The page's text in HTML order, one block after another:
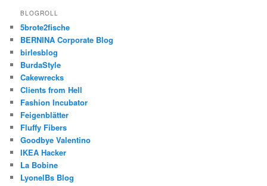
BLOGROLL
5brote2fische
BERNINA Corporate Blog
birlesblog
BurdaStyle
Cakewrecks
Clients from Hell
Fashion Incubator
Feigenblätter
Fluffy Fibers
Goodbye Valentino
IKEA Hacker
La Bobine
LyonelBs Blog